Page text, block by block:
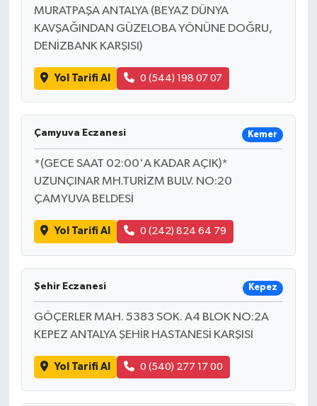
MURATPAŞA ANTALYA (BEYAZ DÜNYA
KAVŞAĞINDAN GÜZELOBA YÖNÜNE DOĞRU,
DENİZBANK KARŞISI)
Yol Tarifi Al 0 (544) 198 07 07
Çamyuva Eczanesi Kemer
*(GECE SAAT 02:00'A KADAR AÇIK)*
UZUNÇINAR MH.TURİZM BULV. NO:20
ÇAMYUVA BELDESİ
Yol Tarifi Al 0 (242) 824 64 79
Şehir Eczanesi Kepez
GÖÇERLER MAH. 5383 SOK. A4 BLOK NO:2A
KEPEZ ANTALYA ŞEHİR HASTANESİ KARŞISI
Yol Tarifi Al 0 (540) 277 17 00